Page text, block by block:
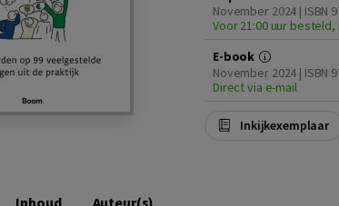
November 2024 | ISBN
Voor 21:00 uur besteld,
E-book
November 2024 | ISBN
Direct via e-mail
Inkijkexemplaar